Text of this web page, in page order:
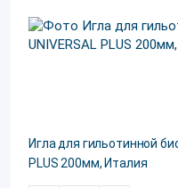
Игла для гильотинной
PLUS 200мм, Италия